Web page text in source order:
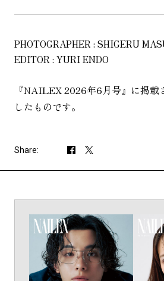
PHOTOGRAPHER : SHIGERU
EDITOR : YURI ENDO
『NAILEX 2026年6月号』に掲載
したものです。
Share: